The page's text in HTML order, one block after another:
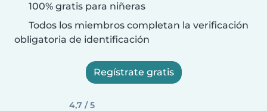
100% gratis para niñeras
Todos los miembros completan la verificación
obligatoria de identificación
Regístrate gratis
4,7 / 5